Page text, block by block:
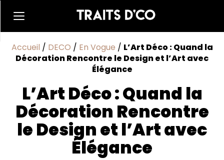
Accueil / DECO / En Vogue / L’Art Déco : Quand la
Décoration Rencontre le Design et l’Art avec
Élégance
L’Art Déco : Quand la
Décoration Rencontre
le Design et l’Art avec
Élégance